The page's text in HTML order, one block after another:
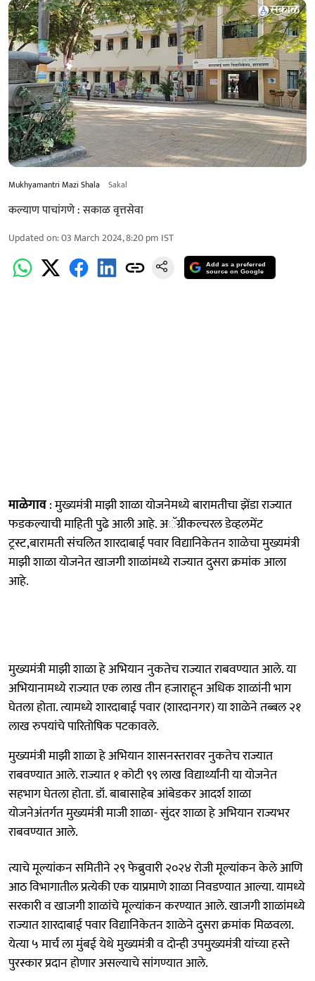
Mukhyamantri Mazi Shala Sakal
कल्याण पाचांगणे : सकाळ वृत्तसेवा
Updated on:03 March 2024, 8:20 pm IST
Add as a preferred
source on Google
माळेगाव: मुख्यमंत्री माझी शाळा योजनेमध्ये बारामतीचा झेंडा राज्यात
फडकल्याची माहिती पुढे आली आहे. अॅग्रीकल्चरल डेव्हलमेंट
ट्रस्ट,बारामती संचलित शारदाबाई पवार विद्यानिकेतन शाळेचा मुख्यमंत्री
माझी शाळा योजनेत खाजगी शाळांमध्ये राज्यात दुसरा क्रमांक आला
आहे.
मुख्यमंत्री माझी शाळा हे अभियान नुकतेच राज्यात राबवण्यात आले. या
अभियानामध्ये राज्यात एक लाख तीन हजाराहून अधिक शाळांनी भाग
घेतला होता. त्यामध्ये शारदाबाई पवार (शारदानगर) या शाळेने तब्बल २१
लाख रुपयांचे पारितोषिक पटकावले.
मुख्यमंत्री माझी शाळा हे अभियान शासनस्तरावर नुकतेच राज्यात
राबवण्यात आले. राज्यात १ कोटी ९९ लाख विद्यार्थ्यांनी या योजनेत
सहभाग घेतला होता. डॉ. बाबासाहेब आंबेडकर आदर्श शाळा
योजनेअंतर्गत मुख्यमंत्री माजी शाळा- सुंदर शाळा हे अभियान राज्यभर
राबवण्यात आले.
त्याचे मूल्यांकन समितीने २९ फेब्रुवारी २०२४ रोजी मूल्यांकन केले आणि
आठ विभागातील प्रत्येकी एक याप्रमाणे शाळा निवडण्यात आल्या. यामध्ये
सरकारी व खाजगी शाळांचे मूल्यांकन करण्यात आले. खाजगी शाळांमध्ये
राज्यात शारदाबाई पवार विद्यानिकेतन शाळेने दुसरा क्रमांक मिळवला.
येत्या ५ मार्च ला मुंबई येथे मुख्यमंत्री व दोन्ही उपमुख्यमंत्री यांच्या हस्ते
पुरस्कार प्रदान होणार असल्याचे सांगण्यात आले.